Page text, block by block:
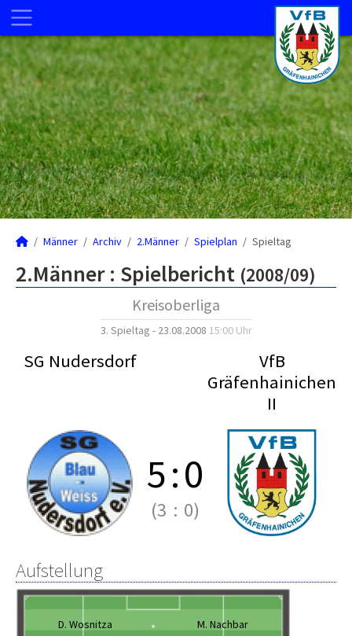
Männer Archiv 2.Männer Spielplan Spieltag
2.Männer : Spielbericht (2008/09)
Kreisoberliga
3. Spieltag - 23.08.2008 15:00 Uhr
SG Nudersdorf
VfB
Gräfenhainichen
II
5:0
(3 : 0)
Aufstellung
D. Wosnitza M. Nachbar